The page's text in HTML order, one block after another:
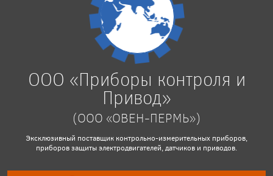
ООО «Приборы контроля и
Привод»
(ООО «ОВЕН-ПЕРМЬ»)
Эксклюзивный поставщик контрольно-измерительных приборов,
приборов защиты электродвигателей, датчиков и приводов.